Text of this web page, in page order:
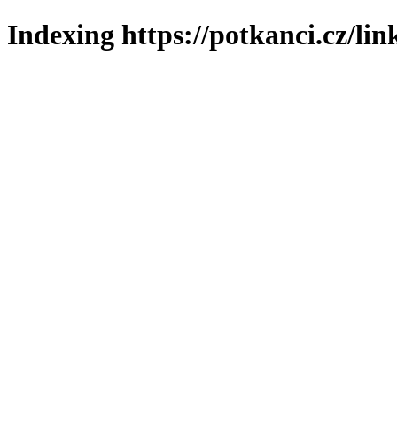
Indexing https://potkanci.cz/